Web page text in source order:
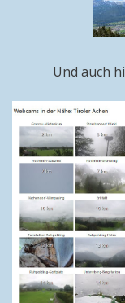
Und auch